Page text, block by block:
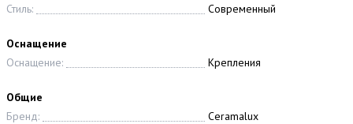
Стиль:
Современный
Оснащение
Оснащение:
Крепления
Общие
Бренд:
Ceramalux